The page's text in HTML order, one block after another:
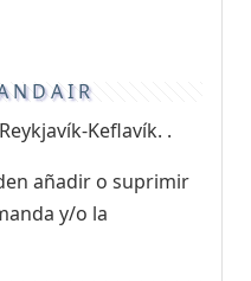
Keflavík. .
añadir o suprimir
y/o la